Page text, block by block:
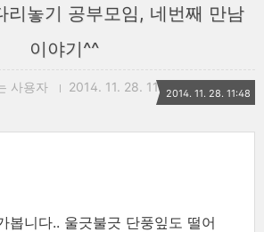
리놓기 공부모임, 네번째 만남
이야기^^
사용자 2014. 11. 28. 11:482014. 11. 28. 11:48
봅니다.. 울긋불긋 단풍잎도 떨어